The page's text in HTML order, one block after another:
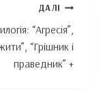
ДАЛІ
“Агресія”,
“Грішник і
праведник” +